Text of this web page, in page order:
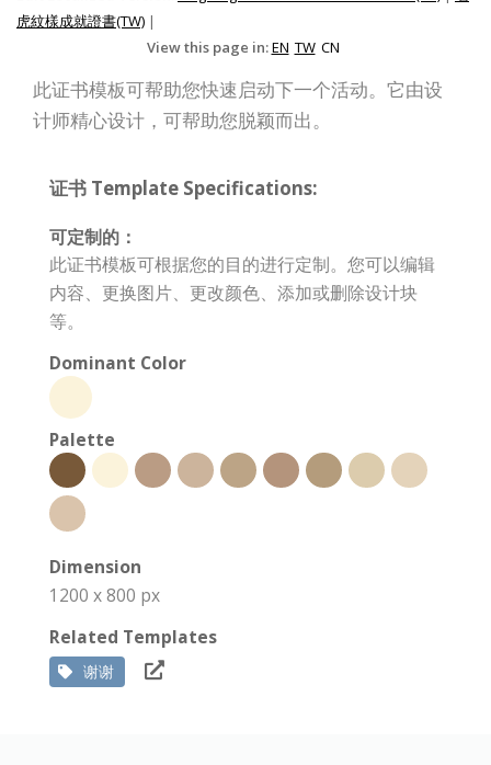
虎紋樣成就證書(TW) |
View this page in:EN TW CN
此证书模板可帮助您快速启动下一个活动。它由设
计师精心设计，可帮助您脱颖而出。
证书 Template Specifications:
可定制的：
此证书模板可根据您的目的进行定制。您可以编辑
内容、更换图片、更改颜色、添加或删除设计块
等。
Dominant Color
Palette
Dimension
1200 x 800 px
Related Templates
谢谢